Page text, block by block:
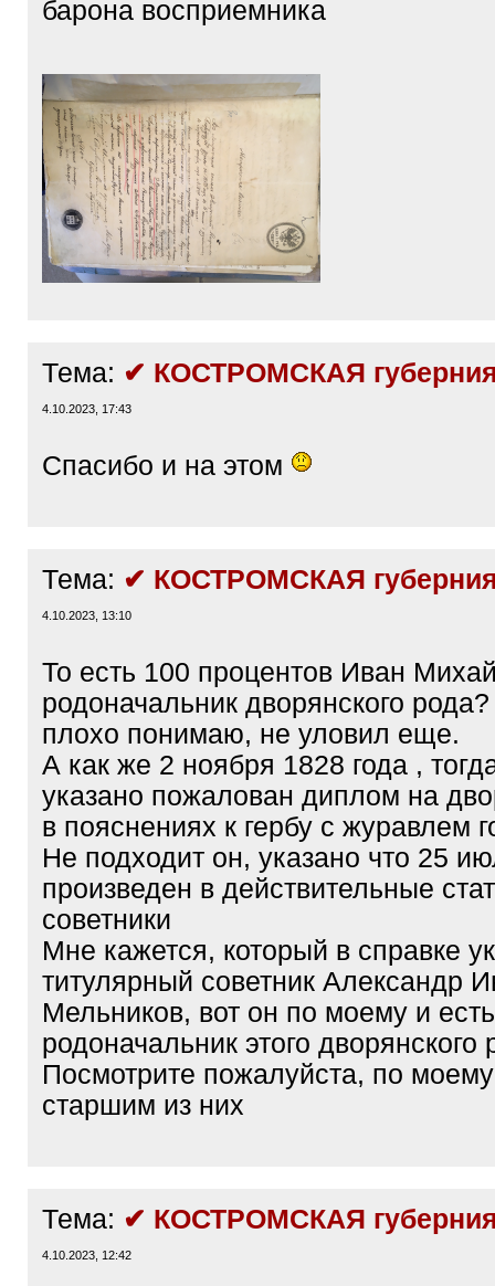
барона восприемника
Тема: ✔ КОСТРОМСКАЯ
4.10.2023, 17:43
Спасибо и на этом
Тема: ✔ КОСТРОМСКАЯ
4.10.2023, 13:10
То есть 100 процентов Иван
родоначальник дворянского
плохо понимаю, не уловил еще.
А как же 2 ноября 1828 года ,
указано пожалован диплом на
в пояснениях к гербу с журавлем
Не подходит он, указано что 25
произведен в действительные
советники
Мне кажется, который в справке
титулярный советник Александр
Мельников, вот он по моему и есть
родоначальник этого дворянского
Посмотрите пожалуйста, по
старшим из них
Тема: ✔ КОСТРОМСКАЯ
4.10.2023, 12:42